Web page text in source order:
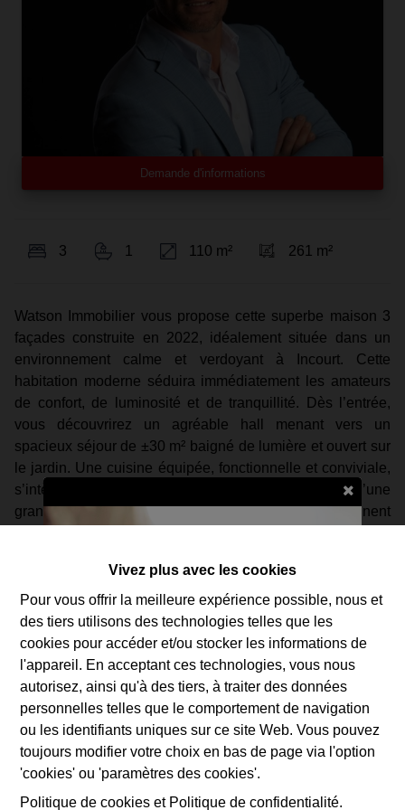
Vivez plus avec les cookies
Pour vous offrir la meilleure expérience possible, nous et
des tiers utilisons des technologies telles que les
cookies pour accéder et/ou stocker les informations de
l'appareil. En acceptant ces technologies, vous nous
autorisez, ainsi qu'à des tiers, à traiter des données
personnelles telles que le comportement de navigation
ou les identifiants uniques sur ce site Web. Vous pouvez
toujours modifier votre choix en bas de page via l'option
'cookies' ou 'paramètres des cookies'.
Politique de cookies et Politique de confidentialité.
Demande d'informations
3 1 110 m² 261 m²
Watson Immobilier vous propose cette superbe maison 3
façades construite en 2022, idéalement située dans un
environnement calme et verdoyant à Incourt. Cette
habitation moderne séduira immédiatement les amateurs
de confort, de luminosité et de tranquillité. Dès l’entrée,
vous découvrirez un agréable hall menant vers un
spacieux séjour de ±30 m² baigné de lumière et ouvert sur
le jardin. Une cuisine équipée, fonctionnelle et conviviale,
s’intègre parfaitement à l’espace de vie tandis qu’une
grande buanderie ainsi qu’un WC séparé viennent
13 m² et 10 m²) ainsi qu’une salle de douche moderne.
À l’extérieur, vous profiterez d’un agréable jardin orienté
Sud-Est avec terrasse et magnifique vue dégagée sur les
champs, offrant un cadre paisible particulièrement
apprécié.
La maison bénéficie de prestations actuelles et
économiques : excellent PEB B, électricité conforme,
chaudière Vaillant gaz récente, châssis PVC double
vitrage ainsi que 12 panneaux photovoltaïques installés en
2025.
Situation idéale à proximité immédiate des commodités :
Estimer mon bien en ligne